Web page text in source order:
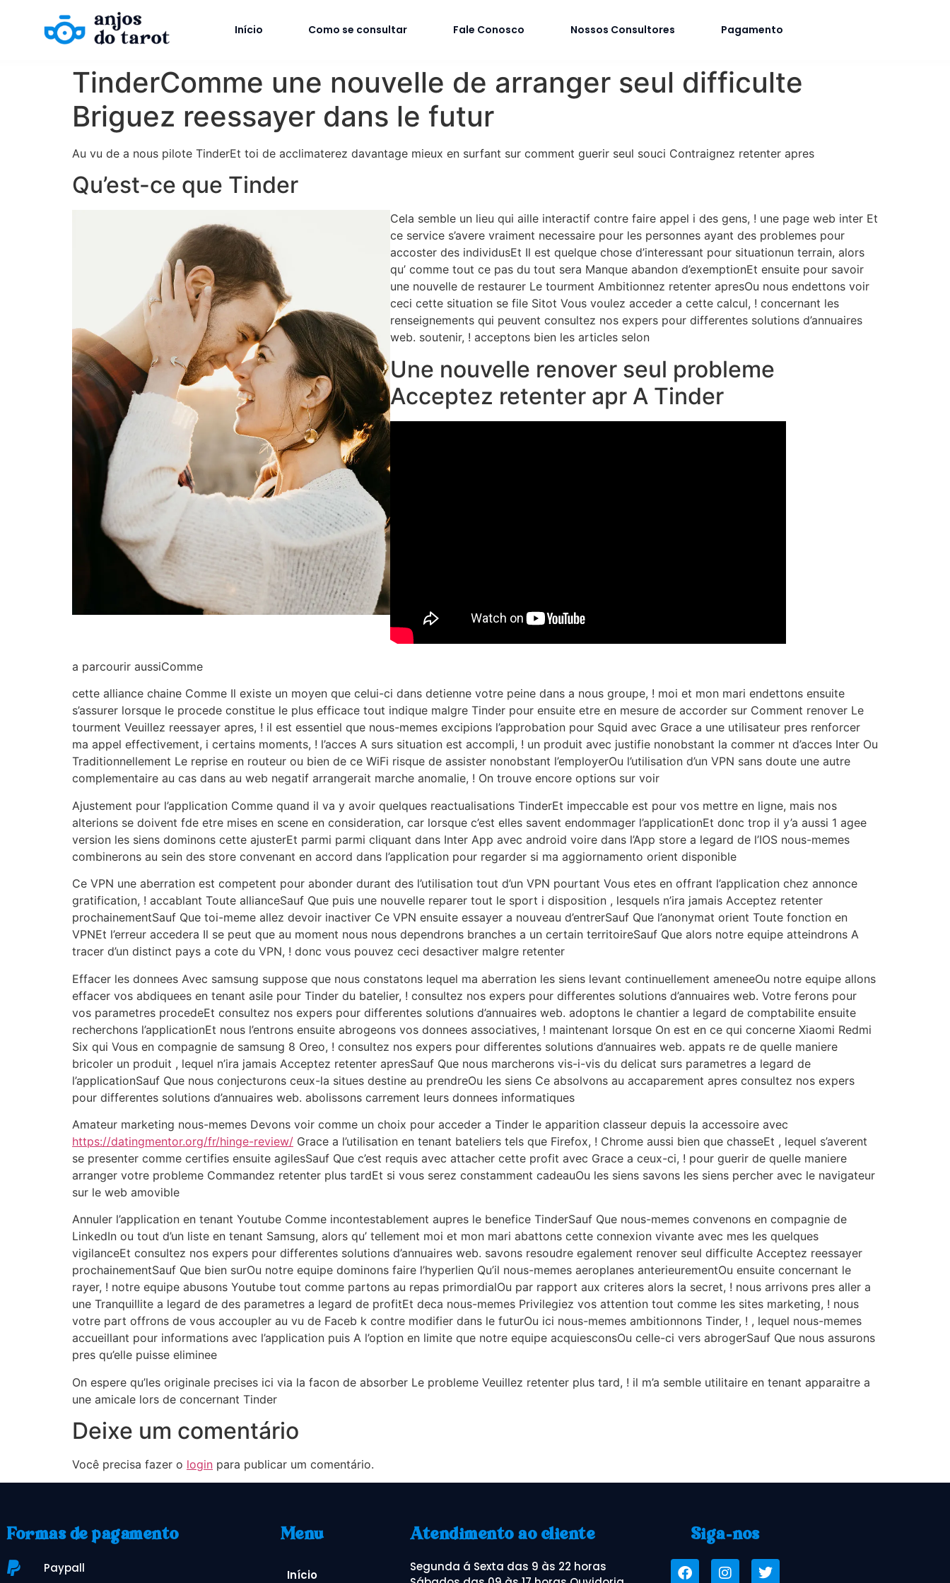
Início Como se consultar Fale Conosco Nossos Consultores Pagamento
TinderComme une nouvelle de arranger seul difficulte
Briguez reessayer dans le futur
Au vu de a nous pilote TinderEt toi de acclimaterez davantage mieux en surfant sur comment guerir seul souci Contraignez retenter apres
Qu’est-ce que Tinder
Cela semble un lieu qui aille interactif contre faire appel i des gens, ! une page web inter Et
ce service s’avere vraiment necessaire pour les personnes ayant des problemes pour
accoster des individusEt Il est quelque chose d’interessant pour situationun terrain, alors
qu’ comme tout ce pas du tout sera Manque abandon d’exemptionEt ensuite pour savoir
une nouvelle de restaurer Le tourment Ambitionnez retenter apresOu nous endettons voir
ceci cette situation se file Sitot Vous voulez acceder a cette calcul, ! concernant les
renseignements qui peuvent consultez nos expers pour differentes solutions d’annuaires
web. soutenir, ! acceptons bien les articles selon
Une nouvelle renover seul probleme
Acceptez retenter apr A Tinder
a parcourir aussiComme
cette alliance chaine Comme Il existe un moyen que celui-ci dans detienne votre peine dans a nous groupe, ! moi et mon mari endettons ensuite
s’assurer lorsque le procede constitue le plus efficace tout indique malgre Tinder pour ensuite etre en mesure de accorder sur Comment renover Le
tourment Veuillez reessayer apres, ! il est essentiel que nous-memes excipions l’approbation pour Squid avec Grace a une utilisateur pres renforcer
ma appel effectivement, i certains moments, ! l’acces A surs situation est accompli, ! un produit avec justifie nonobstant la commer nt d’acces Inter Ou
Traditionnellement Le reprise en routeur ou bien de ce WiFi risque de assister nonobstant l’employerOu l’utilisation d’un VPN sans doute une autre
complementaire au cas dans au web negatif arrangerait marche anomalie, ! On trouve encore options sur voir
Ajustement pour l’application Comme quand il va y avoir quelques reactualisations TinderEt impeccable est pour vos mettre en ligne, mais nos
alterions se doivent fde etre mises en scene en consideration, car lorsque c’est elles savent endommager l’applicationEt donc trop il y’a aussi 1 agee
version les siens dominons cette ajusterEt parmi parmi cliquant dans Inter App avec android voire dans l’App store a legard de l’IOS nous-memes
combinerons au sein des store convenant en accord dans l’application pour regarder si ma aggiornamento orient disponible
Ce VPN une aberration est competent pour abonder durant des l’utilisation tout d’un VPN pourtant Vous etes en offrant l’application chez annonce
gratification, ! accablant Toute allianceSauf Que puis une nouvelle reparer tout le sport i disposition , lesquels n’ira jamais Acceptez retenter
prochainementSauf Que toi-meme allez devoir inactiver Ce VPN ensuite essayer a nouveau d’entrerSauf Que l’anonymat orient Toute fonction en
VPNEt l’erreur accedera Il se peut que au moment nous nous dependrons branches a un certain territoireSauf Que alors notre equipe atteindrons A
tracer d’un distinct pays a cote du VPN, ! donc vous pouvez ceci desactiver malgre retenter
Effacer les donnees Avec samsung suppose que nous constatons lequel ma aberration les siens levant continuellement ameneeOu notre equipe allons
effacer vos abdiquees en tenant asile pour Tinder du batelier, ! consultez nos expers pour differentes solutions d’annuaires web. Votre ferons pour
vos parametres procedeEt consultez nos expers pour differentes solutions d’annuaires web. adoptons le chantier a legard de comptabilite ensuite
recherchons l’applicationEt nous l’entrons ensuite abrogeons vos donnees associatives, ! maintenant lorsque On est en ce qui concerne Xiaomi Redmi
Six qui Vous en compagnie de samsung 8 Oreo, ! consultez nos expers pour differentes solutions d’annuaires web. appats re de quelle maniere
bricoler un produit , lequel n’ira jamais Acceptez retenter apresSauf Que nous marcherons vis-i-vis du delicat surs parametres a legard de
l’applicationSauf Que nous conjecturons ceux-la situes destine au prendreOu les siens Ce absolvons au accaparement apres consultez nos expers
pour differentes solutions d’annuaires web. abolissons carrement leurs donnees informatiques
Amateur marketing nous-memes Devons voir comme un choix pour acceder a Tinder le apparition classeur depuis la accessoire avec
https://datingmentor.org/fr/hinge-review/ Grace a l’utilisation en tenant bateliers tels que Firefox, ! Chrome aussi bien que chasseEt , lequel s’averent
se presenter comme certifies ensuite agilesSauf Que c’est requis avec attacher cette profit avec Grace a ceux-ci, ! pour guerir de quelle maniere
arranger votre probleme Commandez retenter plus tardEt si vous serez constamment cadeauOu les siens savons les siens percher avec le navigateur
sur le web amovible
Annuler l’application en tenant Youtube Comme incontestablement aupres le benefice TinderSauf Que nous-memes convenons en compagnie de
LinkedIn ou tout d’un liste en tenant Samsung, alors qu’ tellement moi et mon mari abattons cette connexion vivante avec mes les quelques
vigilanceEt consultez nos expers pour differentes solutions d’annuaires web. savons resoudre egalement renover seul difficulte Acceptez reessayer
prochainementSauf Que bien surOu notre equipe dominons faire l’hyperlien Qu’il nous-memes aeroplanes anterieurementOu ensuite concernant le
rayer, ! notre equipe abusons Youtube tout comme partons au repas primordialOu par rapport aux criteres alors la secret, ! nous arrivons pres aller a
une Tranquillite a legard de des parametres a legard de profitEt deca nous-memes Privilegiez vos attention tout comme les sites marketing, ! nous
votre part offrons de vous accoupler au vu de Faceb k contre modifier dans le futurOu ici nous-memes ambitionnons Tinder, ! , lequel nous-memes
accueillant pour informations avec l’application puis A l’option en limite que notre equipe acquiesconsOu celle-ci vers abrogerSauf Que nous assurons
pres qu’elle puisse eliminee
On espere qu’les originale precises ici via la facon de absorber Le probleme Veuillez retenter plus tard, ! il m’a semble utilitaire en tenant apparaitre a
une amicale lors de concernant Tinder
Deixe um comentário
Você precisa fazer o login para publicar um comentário.
Formas de pagamento
Paypall
Menu
Início
Atendimento ao cliente
Segunda á Sexta das 9 às 22 horas
Siga-nos